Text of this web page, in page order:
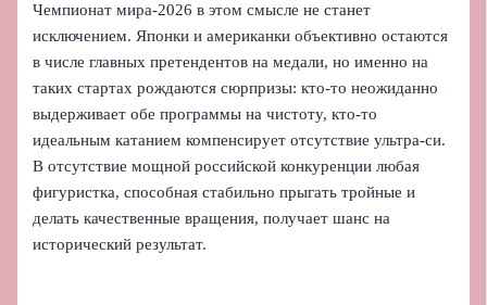
Чемпионат мира‑2026 в этом смысле не станет
исключением. Японки и американки объективно остаются
в числе главных претендентов на медали, но именно на
таких стартах рождаются сюрпризы: кто-то неожиданно
выдерживает обе программы на чистоту, кто-то
идеальным катанием компенсирует отсутствие ультра‑си.
В отсутствие мощной российской конкуренции любая
фигуристка, способная стабильно прыгать тройные и
делать качественные вращения, получает шанс на
исторический результат.